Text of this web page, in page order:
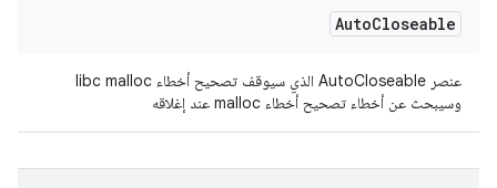
AutoCloseable
عنصر AutoCloseable الذي سيوقف تصحيح أخطاء libc malloc
وسيبحث عن أخطاء تصحيح أخطاء malloc عند إغلاقه